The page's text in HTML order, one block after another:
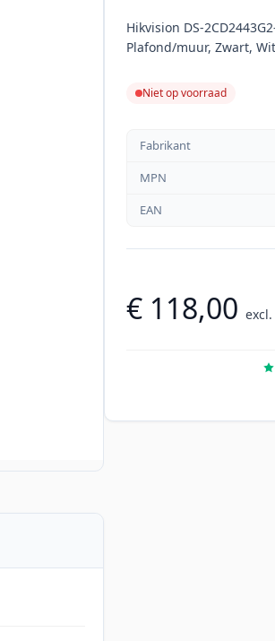
Hikvision DS-
Plafond/muur, Zwart,
Niet op voorraad
Fabrikant
MPN
EAN
€ 118,00 excl.